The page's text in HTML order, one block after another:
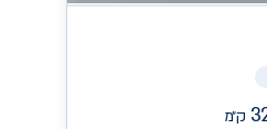
ק״מ